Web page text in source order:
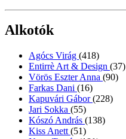
Alkotók
Agócs Virág (418)
Entirrè Art & Design (37)
Vörös Eszter Anna (90)
Farkas Dani (16)
Kapuvári Gábor(228)
Jari Sokka (55)
Kószó András (138)
Kiss Anett (51)